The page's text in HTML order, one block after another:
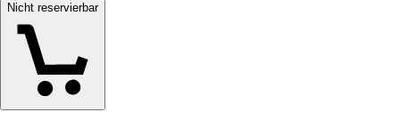
Nicht reservierbar